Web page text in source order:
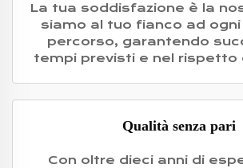
La tua soddisfazione è la
siamo al tuo fianco ad
percorso, garantendo
tempi previsti e nel rispetto
Qualità senza pari
Con oltre dieci anni di